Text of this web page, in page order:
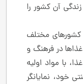
آن کشور را
غذای ملی از کشورهای مختلف
در فرهنگ و
با مواد اولیه
خود، نمایانگر